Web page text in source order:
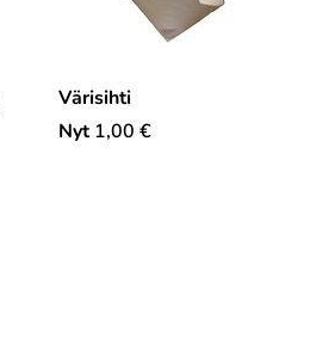
Värisihti
Nyt 1,00 €